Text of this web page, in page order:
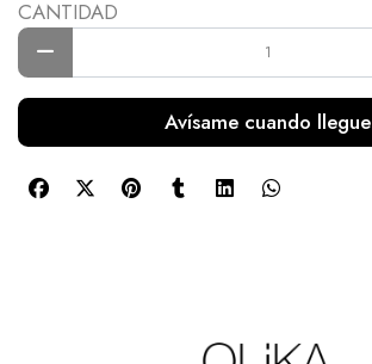
CANTIDAD
Avísame cuando llegue